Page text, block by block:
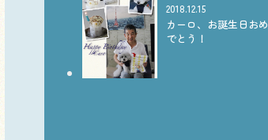
2018.12.15
カーロ、お誕生日おめ
でとう！